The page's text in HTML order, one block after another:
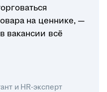
на ценнике, —
вакансии всё
и HR-эксперт